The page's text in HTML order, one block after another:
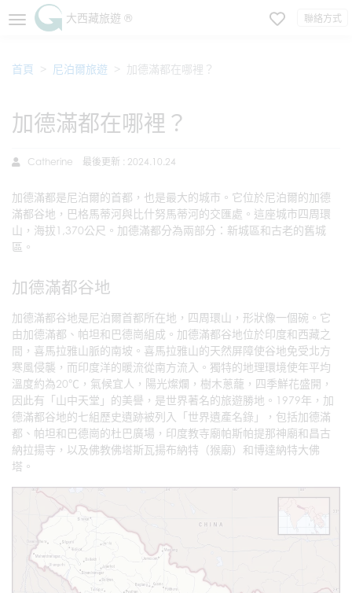
大西藏旅遊 ® 聯絡方式
首頁 尼泊爾旅遊 加德滿都在哪裡？
加德滿都在哪裡？
Catherine 最後更新 : 2024.10.24
加德滿都是尼泊爾的首都，也是最大的城市。它位於尼泊爾的加德
滿都谷地，巴格馬蒂河與比什努馬蒂河的交匯處。這座城市四周環
山，海拔1,370公尺。加德滿都分為兩部分：新城區和古老的舊城
區。
加德滿都谷地
加德滿都谷地是尼泊爾首都所在地，四周環山，形狀像一個碗。它
由加德滿都、帕坦和巴德崗組成。加德滿都谷地位於印度和西藏之
間，喜馬拉雅山脈的南坡。喜馬拉雅山的天然屏障使谷地免受北方
寒風侵襲，而印度洋的暖流從南方流入。獨特的地理環境使年平均
溫度約為20℃，氣候宜人，陽光燦爛，樹木蔥蘢，四季鮮花盛開，
因此有「山中天堂」的美譽，是世界著名的旅遊勝地。1979年，加
德滿都谷地的七組歷史遺跡被列入「世界遺產名錄」，包括加德滿
都、帕坦和巴德崗的杜巴廣場，印度教寺廟帕斯帕提那神廟和昌古
納拉揚寺，以及佛教佛塔斯瓦揚布納特（猴廟）和博達納特大佛
塔。